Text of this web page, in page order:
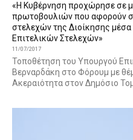
«Η Κυβέρνηση προχώρησε σε
πρωτοβουλιών που αφορούν
στελεχών της Διοίκησης
Επιτελικών Στελεχών»
11/07/2017
Τοποθέτηση του Υπουργού
Βερναρδάκη στο Φόρουμ με
Ακεραιότητα στον Δημόσιο